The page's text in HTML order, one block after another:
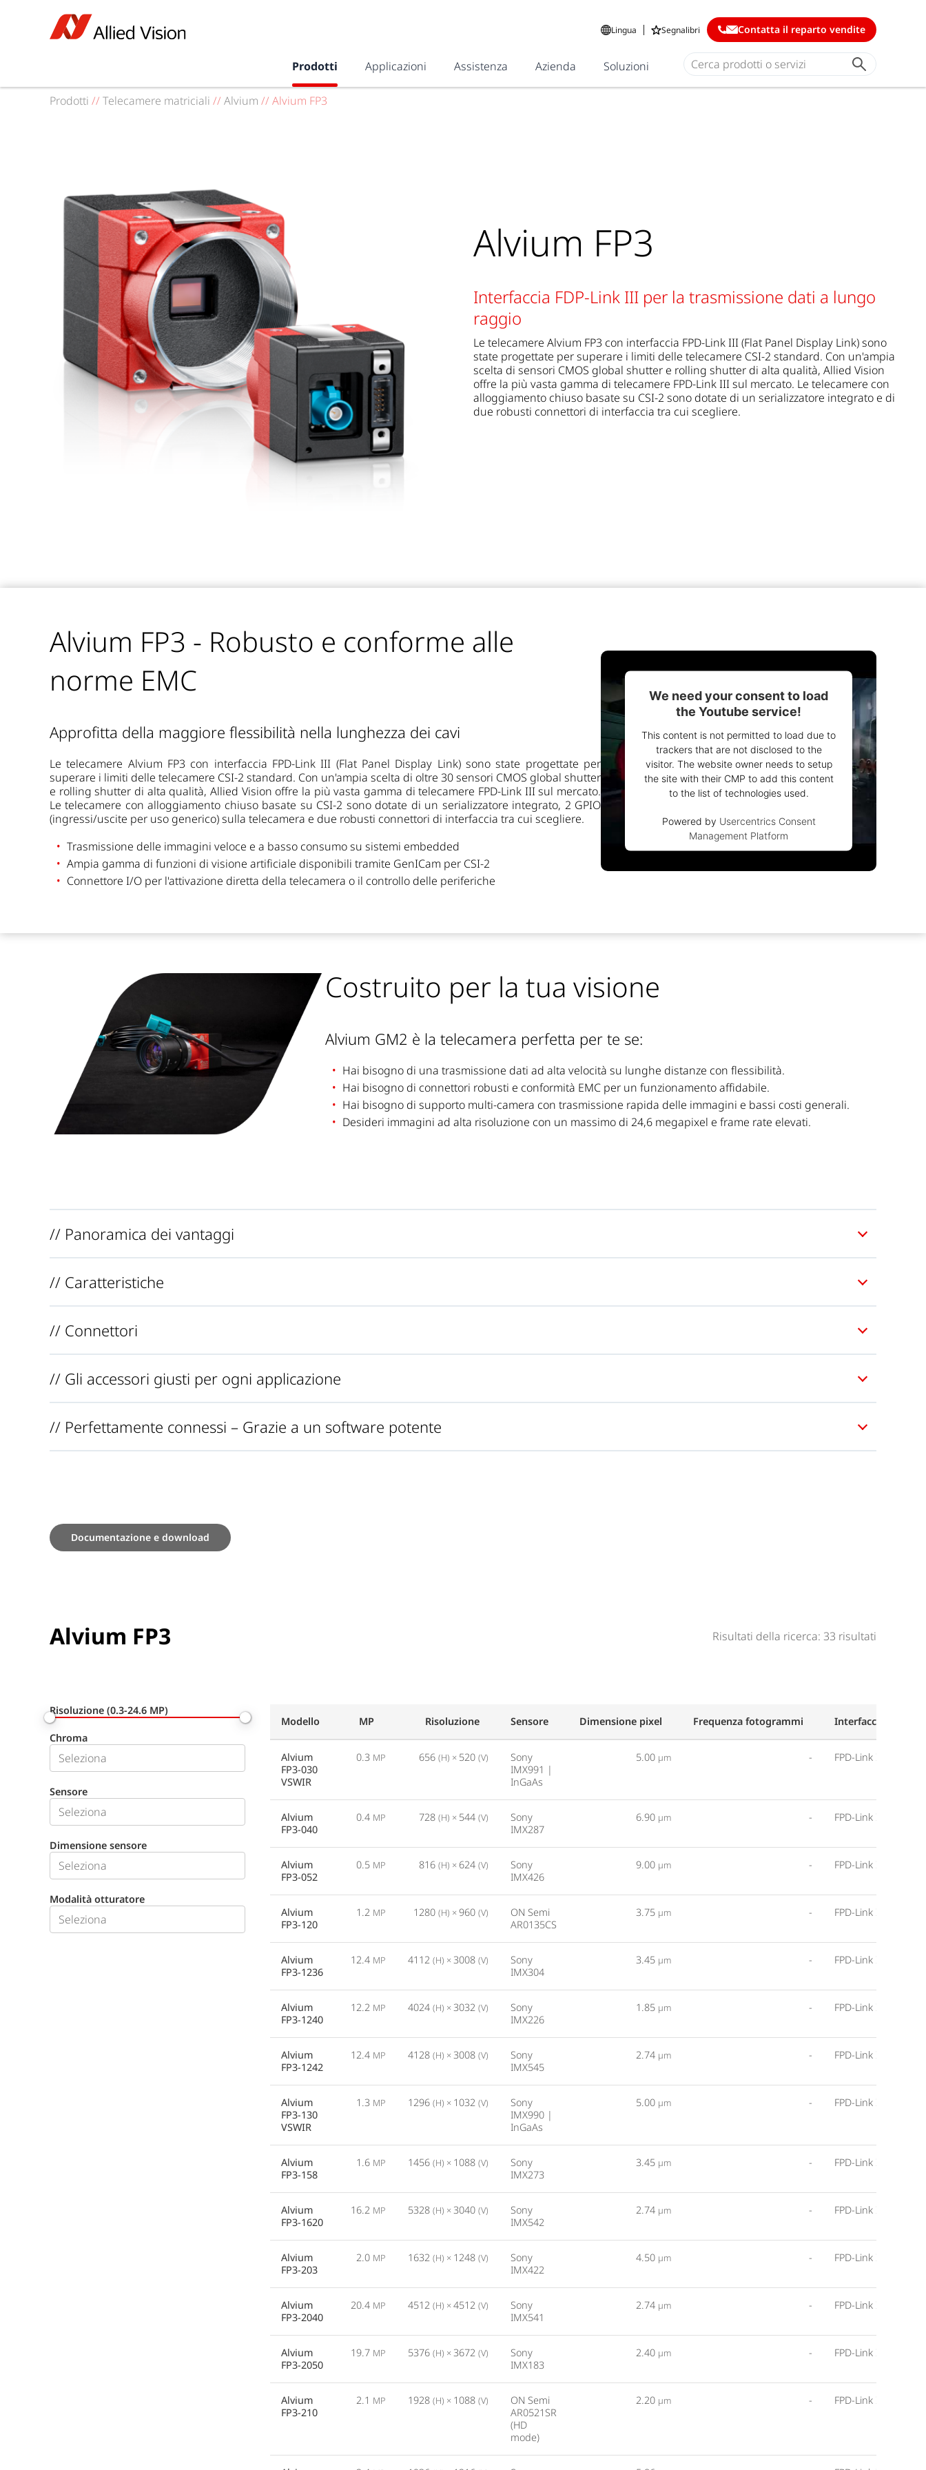
Lingua Segnalibri Contatta il reparto vendite
Prodotti Applicazioni Assistenza Azienda Soluzioni
Prodotti // Telecamere matriciali // Alvium // Alvium FP3
Alvium FP3
Interfaccia FDP-Link III per la trasmissione dati a lungo
raggio
Le telecamere Alvium FP3 con interfaccia FPD-Link III (Flat Panel Display Link) sono
state progettate per superare i limiti delle telecamere CSI-2 standard. Con un'ampia
scelta di sensori CMOS global shutter e rolling shutter di alta qualità, Allied Vision
offre la più vasta gamma di telecamere FPD-Link III sul mercato. Le telecamere con
alloggiamento chiuso basate su CSI-2 sono dotate di un serializzatore integrato e di
due robusti connettori di interfaccia tra cui scegliere.
We need your consent to load
the Youtube service!
This content is not permitted to load due to
trackers that are not disclosed to the
visitor. The website owner needs to setup
the site with their CMP to add this content
to the list of technologies used.
Powered by Usercentrics Consent
Management Platform
Alvium FP3 - Robusto e conforme alle
norme EMC
Approfitta della maggiore flessibilità nella lunghezza dei cavi
Le telecamere Alvium FP3 con interfaccia FPD-Link III (Flat Panel Display Link) sono state progettate per
superare i limiti delle telecamere CSI-2 standard. Con un'ampia scelta di oltre 30 sensori CMOS global shutter
e rolling shutter di alta qualità, Allied Vision offre la più vasta gamma di telecamere FPD-Link III sul mercato.
Le telecamere con alloggiamento chiuso basate su CSI-2 sono dotate di un serializzatore integrato, 2 GPIO
(ingressi/uscite per uso generico) sulla telecamera e due robusti connettori di interfaccia tra cui scegliere.
Trasmissione delle immagini veloce e a basso consumo su sistemi embedded
Ampia gamma di funzioni di visione artificiale disponibili tramite GenICam per CSI-2
Connettore I/O per l'attivazione diretta della telecamera o il controllo delle periferiche
Costruito per la tua visione
Alvium GM2 è la telecamera perfetta per te se:
Hai bisogno di una trasmissione dati ad alta velocità su lunghe distanze con flessibilità.
Hai bisogno di connettori robusti e conformità EMC per un funzionamento affidabile.
Hai bisogno di supporto multi-camera con trasmissione rapida delle immagini e bassi costi generali.
Desideri immagini ad alta risoluzione con un massimo di 24,6 megapixel e frame rate elevati.
// Panoramica dei vantaggi
// Caratteristiche
// Connettori
// Gli accessori giusti per ogni applicazione
// Perfettamente connessi – Grazie a un software potente
Documentazione e download
Alvium FP3 Risultati della ricerca: 33 risultati
Risoluzione (0.3-24.6 MP)
Chroma
Sensore
Dimensione sensore
Modalità otturatore
Modello MP Risoluzione Sensore Dimensione pixel Frequenza fotogrammi Interfaccia
Alvium
FP3-030
VSWIR
0.3 MP 656 (H) × 520 (V)
Sony
IMX991 |
InGaAs
5.00 µm - FPD-Link III
Alvium
FP3-040
0.4 MP 728 (H) × 544 (V)
Sony
IMX287
6.90 µm - FPD-Link III
Alvium
FP3-052
0.5 MP 816 (H) × 624 (V)
Sony
IMX426
9.00 µm - FPD-Link III
Alvium
FP3-120
1.2 MP 1280 (H) × 960 (V)
ON Semi
AR0135CS
3.75 µm - FPD-Link III
Alvium
FP3-1236
12.4 MP 4112 (H) × 3008 (V)
Sony
IMX304
3.45 µm - FPD-Link III
Alvium
FP3-1240
12.2 MP 4024 (H) × 3032 (V)
Sony
IMX226
1.85 µm - FPD-Link III
Alvium
FP3-1242
12.4 MP 4128 (H) × 3008 (V)
Sony
IMX545
2.74 µm - FPD-Link III
Alvium
FP3-130
VSWIR
1.3 MP 1296 (H) × 1032 (V)
Sony
IMX990 |
InGaAs
5.00 µm - FPD-Link III
Alvium
FP3-158
1.6 MP 1456 (H) × 1088 (V)
Sony
IMX273
3.45 µm - FPD-Link III
Alvium
FP3-1620
16.2 MP 5328 (H) × 3040 (V)
Sony
IMX542
2.74 µm - FPD-Link III
Alvium
FP3-203
2.0 MP 1632 (H) × 1248 (V)
Sony
IMX422
4.50 µm - FPD-Link III
Alvium
FP3-2040
20.4 MP 4512 (H) × 4512 (V)
Sony
IMX541
2.74 µm - FPD-Link III
Alvium
FP3-2050
19.7 MP 5376 (H) × 3672 (V)
Sony
IMX183
2.40 µm - FPD-Link III
Alvium
FP3-210
2.1 MP 1928 (H) × 1088 (V)
ON Semi
AR0521SR
(HD
mode)
2.20 µm - FPD-Link III